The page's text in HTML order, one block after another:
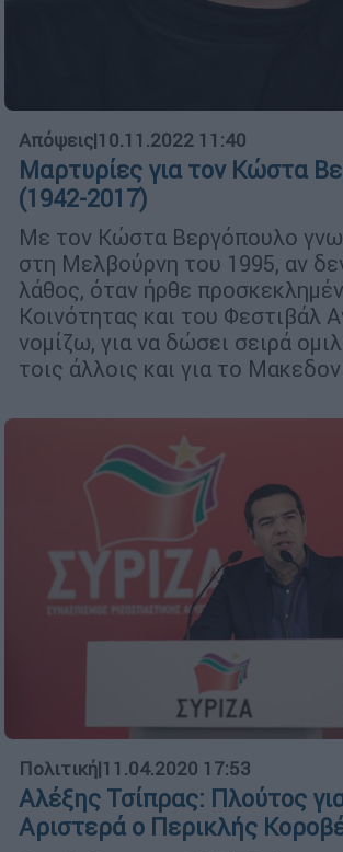
Απόψεις|10.11.2022 11:40
Μαρτυρίες για τον Κώστα
(1942-2017)
Με τον Κώστα Βεργόπουλο
στη Μελβούρνη του 1995, αν
λάθος, όταν ήρθε
Κοινότητας και του Φεστιβάλ
νομίζω, για να δώσει σειρά
τοις άλλοις και για το
Πολιτική|11.04.2020 17:53
Αλέξης Τσίπρας: Πλούτος
Aριστερά ο Περικλής